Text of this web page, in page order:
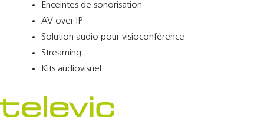
Enceintes de sonorisation
AV over IP
Solution audio pour visioconférence
Streaming
Kits audiovisuel